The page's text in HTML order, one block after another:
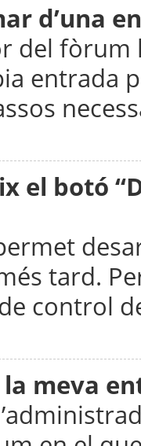
d’una
del
entrada
el botó
tard.
control
meva